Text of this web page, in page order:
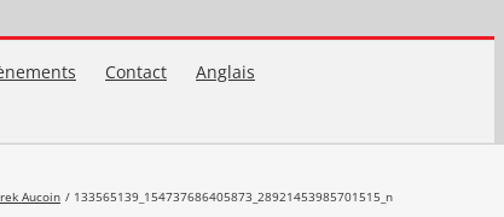
Contact Anglais
Aucoin 133565139_154737686405873_28921453985701515_n